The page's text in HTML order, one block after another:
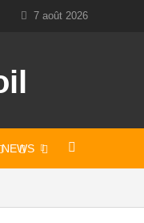
7 août 2026
NEWS